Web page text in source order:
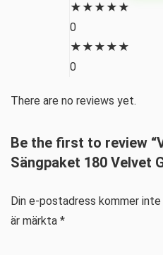
★ ★ ★ ★ ★
0
★ ★ ★ ★ ★
0
There are no reviews yet.
Be the first to review
Sängpaket 180 Velvet
Din e-postadress kommer inte
är märkta *